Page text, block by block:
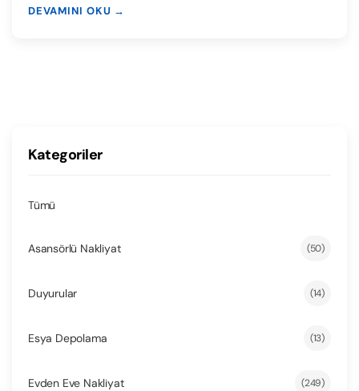
DEVAMINI OKU →
Kategoriler
Tümü
Asansörlü Nakliyat (50)
Duyurular (14)
Esya Depolama (13)
Evden Eve Nakliyat (249)